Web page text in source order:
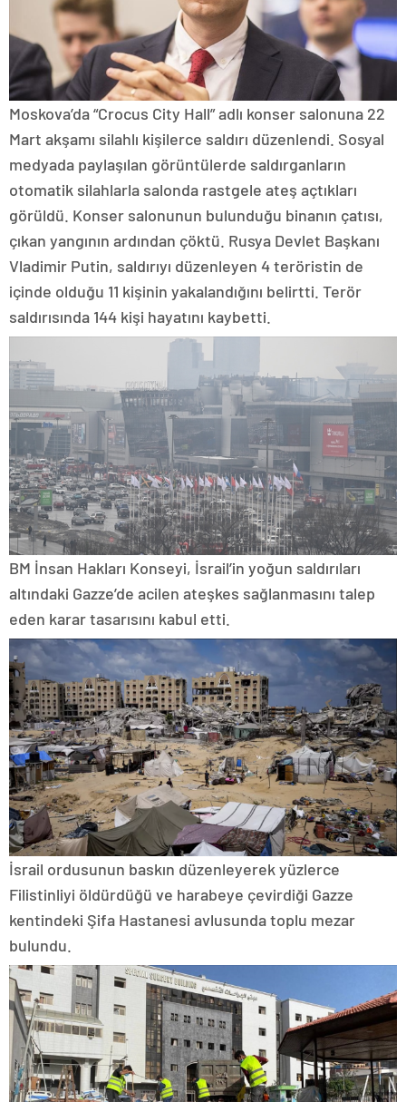
Moskova’da “Crocus City Hall” adlı konser salonuna 22
Mart akşamı silahlı kişilerce saldırı düzenlendi. Sosyal
medyada paylaşılan görüntülerde saldırganların
otomatik silahlarla salonda rastgele ateş açtıkları
görüldü. Konser salonunun bulunduğu binanın çatısı,
çıkan yangının ardından çöktü. Rusya Devlet Başkanı
Vladimir Putin, saldırıyı düzenleyen 4 teröristin de
içinde olduğu 11 kişinin yakalandığını belirtti. Terör
saldırısında 144 kişi hayatını kaybetti.
BM İnsan Hakları Konseyi, İsrail’in yoğun saldırıları
altındaki Gazze’de acilen ateşkes sağlanmasını talep
eden karar tasarısını kabul etti.
İsrail ordusunun baskın düzenleyerek yüzlerce
Filistinliyi öldürdüğü ve harabeye çevirdiği Gazze
kentindeki Şifa Hastanesi avlusunda toplu mezar
bulundu.